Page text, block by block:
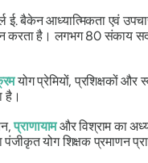
ई. बैकेन आध्यात्मिकता एवं
करता है। लगभग 80 संकाय
योग प्रेमियों, प्रशिक्षकों
है।
प्राणायामऔर विश्राम का
योग शिक्षक प्रमाणन